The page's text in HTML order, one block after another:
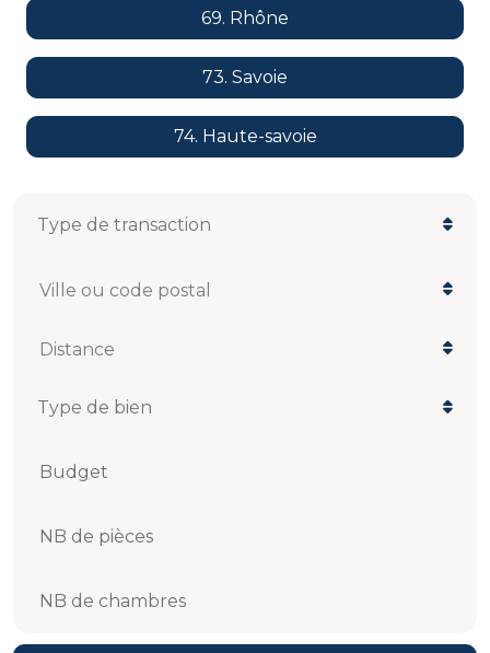
69. Rhône
73. Savoie
74. Haute-savoie
Ville ou code postal
Distance
Budget
NB de pièces
NB de chambres